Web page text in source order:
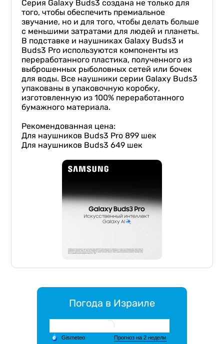
Серия Galaxy Buds3 создана не только для
того, чтобы обеспечить премиальное
звучание, но и для того, чтобы делать больше
с меньшими затратами для людей и планеты.
В подставке и наушниках Galaxy Buds3 и
Buds3 Pro используются компоненты из
переработанного пластика, полученного из
выброшенных рыболовных сетей или бочек
для воды. Все наушники серии Galaxy Buds3
упакованы в упаковочную коробку,
изготовленную из 100% переработанного
бумажного материала.
Рекомендованная цена:
Для наушников Buds3 Pro 899 шек
Для наушников Buds3 649 шек
Погода в Израиле